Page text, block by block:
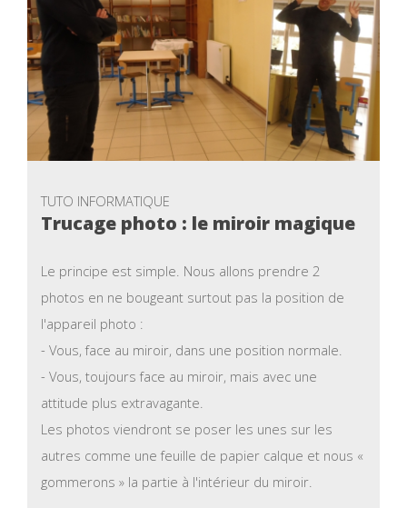
TUTO INFORMATIQUE
Trucage photo : le miroir magique
Le principe est simple. Nous allons prendre 2
photos en ne bougeant surtout pas la position de
l'appareil photo :
- Vous, face au miroir, dans une position normale.
- Vous, toujours face au miroir, mais avec une
attitude plus extravagante.
Les photos viendront se poser les unes sur les
autres comme une feuille de papier calque et nous «
gommerons » la partie à l'intérieur du miroir.